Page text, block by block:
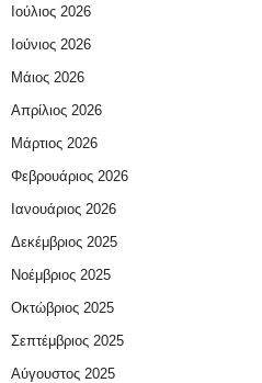
Ιούλιος 2026
Ιούνιος 2026
Μάιος 2026
Απρίλιος 2026
Μάρτιος 2026
Φεβρουάριος 2026
Ιανουάριος 2026
Δεκέμβριος 2025
Νοέμβριος 2025
Οκτώβριος 2025
Σεπτέμβριος 2025
Αύγουστος 2025